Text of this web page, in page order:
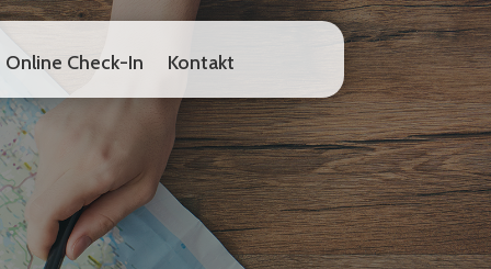
Online Check-In Kontakt